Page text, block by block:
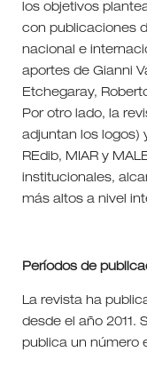
los objetivos
con publicaciones
nacional e
aportes de Gianni
Etchegaray,
Por otro lado, la
adjuntan los logos)
REdib, MIAR y
institucionales,
más altos a nivel
Períodos de
La revista ha
desde el año 2011.
publica un número